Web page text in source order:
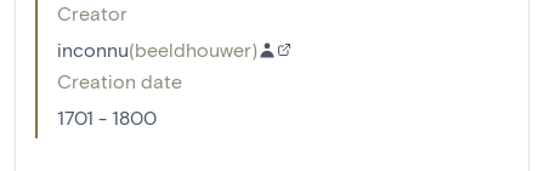
Creator
inconnu(beeldhouwer)
Creation date
1701 - 1800